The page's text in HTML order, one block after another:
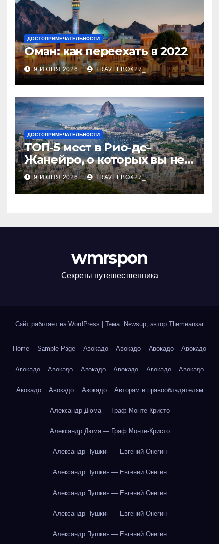
ДОСТОПРИМЕЧАТЕЛЬНОСТИ
Оман: как переехать в 2022
9 ИЮНЯ 2026 TRAVELBOX27_
ДОСТОПРИМЕЧАТЕЛЬНОСТИ
ТОП-5 мест в Рио-де-
Жанейро, о которых вы не
знали
9 ИЮНЯ 2026 TRAVELBOX27_
wmrspon
Секреты путешественника
Сайт работает на WordPress Тема: Newsup, автор Themeansar
Home Sample Page Авокадо Авокадо Авокадо Авокадо
Авокадо Авокадо Авокадо Авокадо Авокадо Авокадо
Авокадо Авокадо Авокадо Авторам и правообладателям
Александр Дюма — Граф Монте-Кристо
Александр Дюма — Граф Монте-Кристо
Александр Пушкин — Евгений Онегин
Александр Пушкин — Евгений Онегин
Александр Пушкин — Евгений Онегин
Александр Пушкин — Евгений Онегин
Александр Пушкин — Евгений Онегин